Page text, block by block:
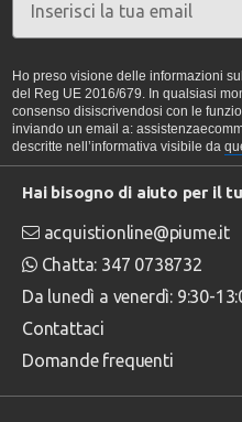
Ho preso visione delle informazioni
del Reg UE 2016/679. In qualsiasi
consenso disiscrivendosi con le
inviando un email a:
descritte nell’informativa visibile da
Hai bisogno di aiuto per il
acquistionline@piume.it
Chatta: 347 0738732
Da lunedì a venerdì: 9:30-
Contattaci
Domande frequenti